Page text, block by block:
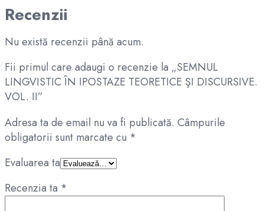
Recenzii
Nu există recenzii până acum.
Fii primul care adaugi o recenzie la „SEMNUL
LINGVISTIC ÎN IPOSTAZE TEORETICE ŞI DISCURSIVE.
VOL. II”
Adresa ta de email nu va fi publicată. Câmpurile
obligatorii sunt marcate cu *
Evaluarea ta
Recenzia ta *